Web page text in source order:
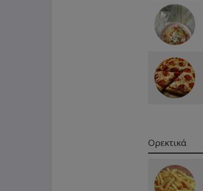
Ορεκτικά